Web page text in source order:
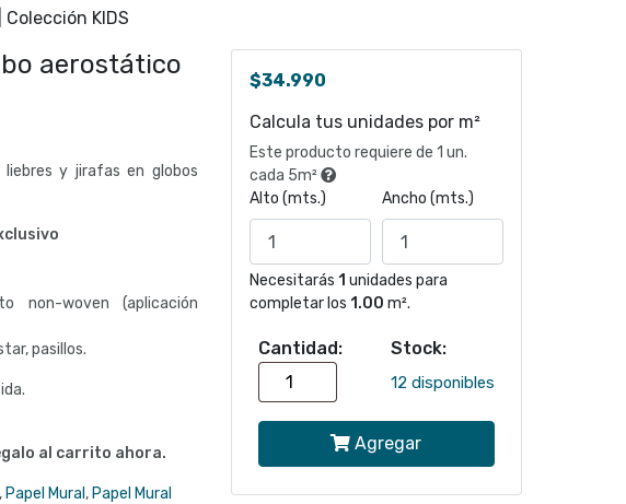
KIDS
aerostático
y jirafas en globos
non-woven (aplicación
pasillos.
al carrito ahora.
, Papel Mural , Papel Mural
$34.990
Calcula tus unidades por m²
Este producto requiere de 1 un.
cada 5m²
Alto (mts.)
Ancho (mts.)
Necesitarás 1 unidades para
completar los 1.00 m².
Cantidad:
Papel
Stock:
12 disponibles
Agregar